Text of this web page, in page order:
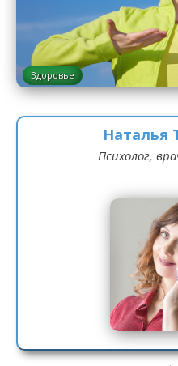
Здоровье
Наталья
Психолог,